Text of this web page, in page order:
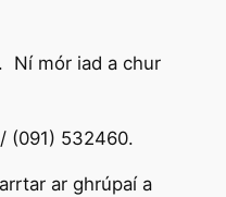
Ní mór iad a chur
/ (091) 532460.
ar ghrúpaí a